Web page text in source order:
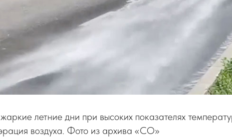
летние дни при высоких показателях
воздуха. Фото из архива «СО»